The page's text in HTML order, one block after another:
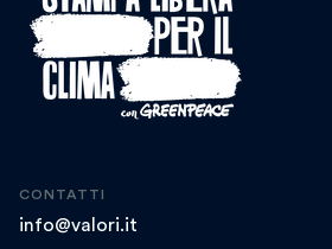
CONTATTI
info@valori.it